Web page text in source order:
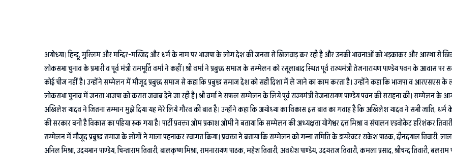
अयोध्या। हिन्दू, मुस्लिम और मन्दिर-मस्जिद और धर्म के नाम पर भाजपा के लोग देश की जनता से खिलवाड़ कर रही है और उनकी भावनाओं को भड़काकर और आस्था से
लोकसभा चुनाव के प्रभारी व पूर्व मंत्री राममूर्ति वर्मा ने कहीं। श्री वर्मा ने प्रबुद्ध समाज के सम्मेलन को रसूलाबाद स्थित पूर्व राज्यमंत्री तेजनारायण पाण्डेय पवन के आवास
कोई चीज नहीं है। उन्होंने सम्मेलन में मौजूद प्रबुद्ध समाज से कहा कि प्रबुद्ध समाज देश को सही दिशा में ले जाने का काम करता है। उन्होंने कहा कि भाजपा व
लोकसभा चुनाव में जनता भाजपा को करारा जवाब देने जा रही है। श्री वर्मा ने सफल सम्मेलन के लिये पूर्व राज्यमंत्री तेजनारायण पाण्डेय पवन की सराहना की। सम्मेलन के
अखिलेश यादव ने जितना सम्मान मुझे दिया यह मेरे लिये गौरव की बात है। उन्होंने कहा कि अयोध्या का विकास इस बात का गवाह है कि अखिलेश यादव ने सभी जाति, धर्म
की सरकार बनी है विकास का पहिया रूक गया है। पार्टी प्रवक्ता ओम प्रकाश ओमी ने बताया कि सम्मेलन की अध्यक्षता योगेश्वर दत्त मिश्रा व संचालन एडवोकेट हरिशंकर
सम्मेलन में मौजूद प्रबुद्ध समाज के लोगों ने माला पहनाकर स्वागत किया। प्रवक्ता ने बताया कि सम्मेलन को गन्ना समिति के डायरेक्टर राकेश पाठक, दीनदयाल तिवारी, लाल
अनिल मिश्रा, उदयभान पाण्डेय, चिन्ताराम तिवारी, बालकृष्ण मिश्रा, रामनारायण पाठक, महेश तिवारी, अवधेश पाण्डेय, उदयराज तिवारी, कमला प्रसाद, श्रीचन्द तिवारी, बलराम